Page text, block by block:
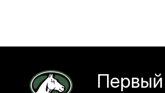
Первый